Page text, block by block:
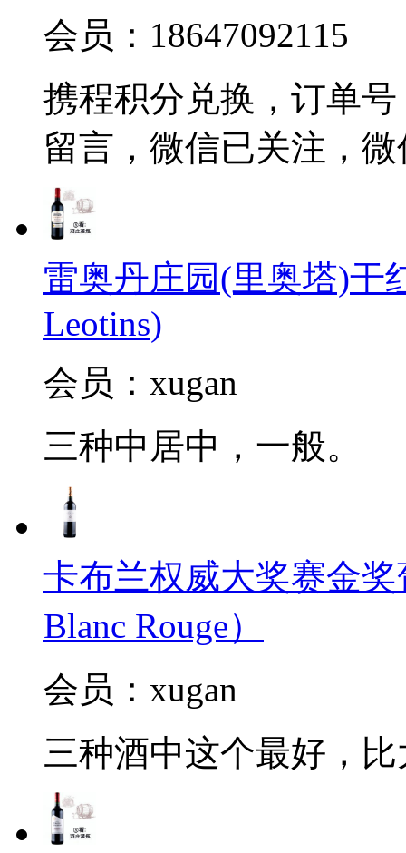
会员：18647092115
携程积分兑换，订单号
留言，微信已关注，
雷奥丹庄园(里奥塔)干
Leotins)
会员：xugan
三种中居中，一般。
卡布兰权威大奖赛金奖
Blanc Rouge）
会员：xugan
三种酒中这个最好，